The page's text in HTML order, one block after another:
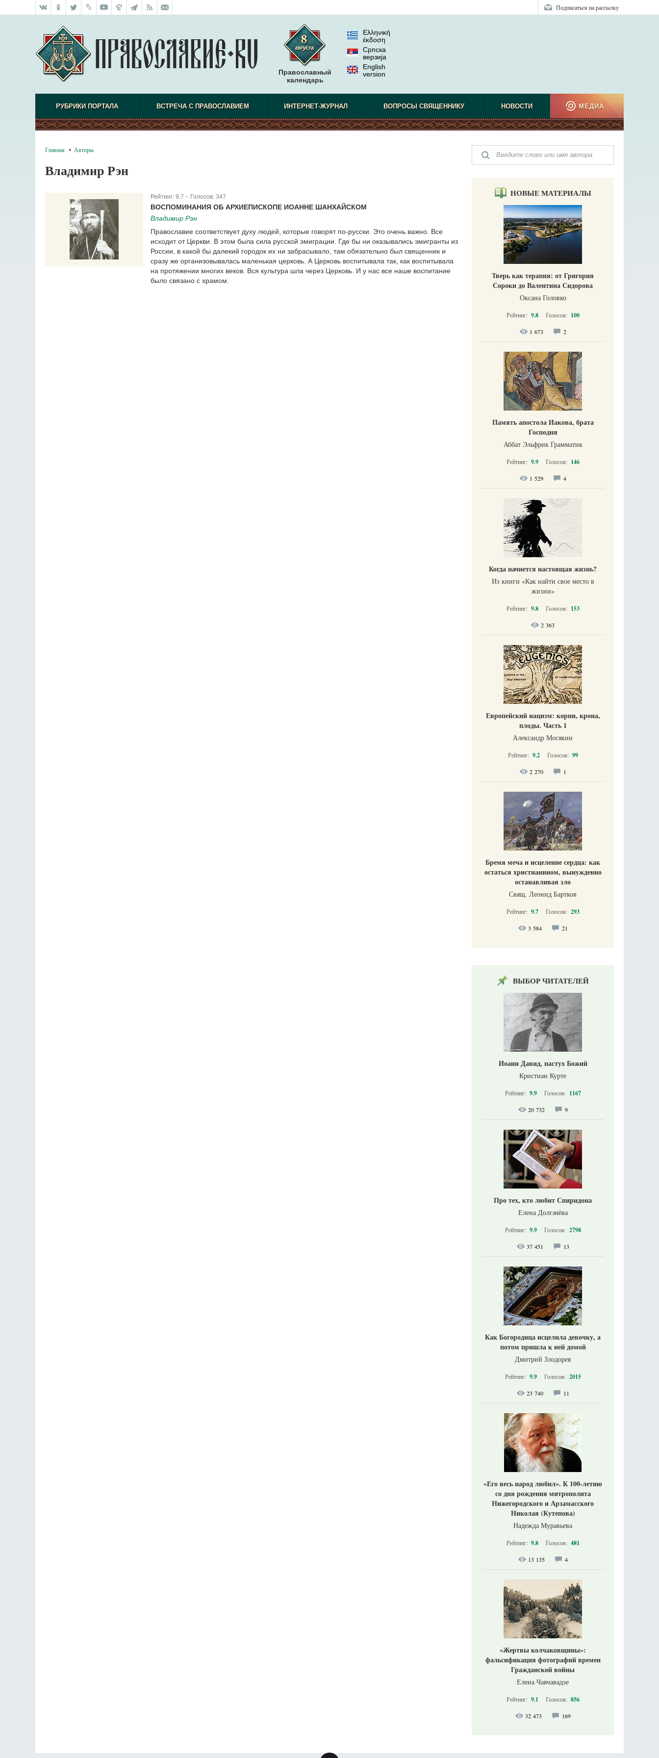
Подписаться на рассылку
Православный
календарь
Ελληνική
έκδοση
Српска
верзиjа
English
version
РУБРИКИ ПОРТАЛА ВСТРЕЧА С ПРАВОСЛАВИЕМ ИНТЕРНЕТ-ЖУРНАЛ ВОПРОСЫ СВЯЩЕННИКУ НОВОСТИ МЕДИА
Главная Авторы
Владимир Рэн
Рейтинг: 9.7 Голосов: 347
ВОСПОМИНАНИЯ ОБ АРХИЕПИСКОПЕ ИОАННЕ ШАНХАЙСКОМ
Владимир Рэн
Православие соответствует духу людей, которые говорят по-русски. Это очень важно. Все
исходит от Церкви. В этом была сила русской эмиграции. Где бы ни оказывались эмигранты из
России, в какой бы далекий городок их ни забрасывало, там обязательно был священник и
сразу же организовывалась маленькая церковь. А Церковь воспитывала так, как воспитывала
на протяжении многих веков. Вся культура шла через Церковь. И у нас все наше воспитание
было связано с храмом.
НОВЫЕ МАТЕРИАЛЫ
Тверь как терапия: от Григория
Сороки до Валентина Сидорова
Оксана Головко
Рейтинг: 9.8 Голосов: 100
1 673 2
Память апостола Иакова, брата
Господня
Аббат Эльфрик Грамматик
Рейтинг: 9.9 Голосов: 146
1 529 4
Когда начнется настоящая жизнь?
Из книги «Как найти свое место в
жизни​»
Рейтинг: 9.8 Голосов: 153
2 363
Европейский нацизм: корни, крона,
плоды. Часть 1
Александр Мосякин
Рейтинг: 9.2 Голосов: 99
2 270 1
Бремя меча и исцеление сердца: как
остаться христианином, вынужденно
останавливая зло
Свящ. Леонид Бартков
Рейтинг: 9.7 Голосов: 293
3 584 21
ВЫБОР ЧИТАТЕЛЕЙ
Иоанн Давид, пастух Божий
Кристиан Курте
Рейтинг: 9.9 Голосов: 1167
20 732 9
Про тех, кто любит Спиридона
Елена Долгачёва
Рейтинг: 9.9 Голосов: 2798
37 451 13
Как Богородица исцелила девочку, а
потом пришла к ней домой
Дмитрий Злодорев
Рейтинг: 9.9 Голосов: 2015
23 740 11
«Его весь народ любил». К 100-летию
со дня рождения митрополита
Нижегородского и Арзамасского
Николая (Кутепова)
Надежда Муравьева
Рейтинг: 9.8 Голосов: 481
13 135 4
«Жертвы колчаковщины»:
фальсификация фотографий времен
Гражданской войны
Елена Чавчавадзе
Рейтинг: 9.1 Голосов: 856
32 473 169